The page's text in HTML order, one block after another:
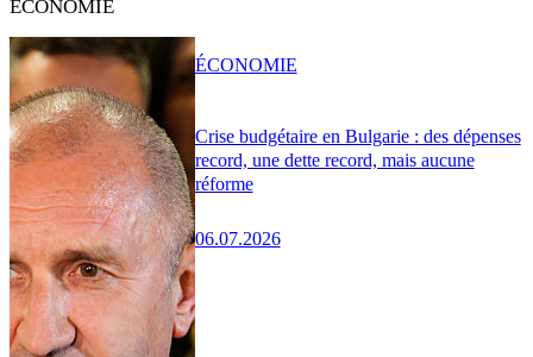
ÉCONOMIE
Crise budgétaire en Bulgarie : des dépenses
record, une dette record, mais aucune
réforme
06.07.2026
ÉCONOMIE